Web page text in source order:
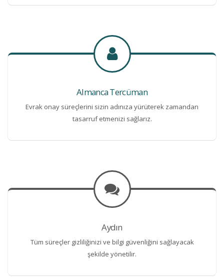
Almanca Tercüman
Evrak onay süreçlerini sizin adınıza yürüterek zamandan
tasarruf etmenizi sağlarız.
Aydın
Tüm süreçler gizliliğinizi ve bilgi güvenliğini sağlayacak
şekilde yönetilir.